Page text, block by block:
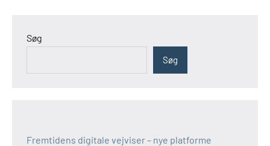
Søg
Søg
Fremtidens digitale vejviser – nye platforme